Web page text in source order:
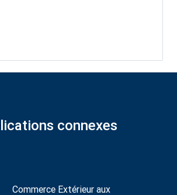
connexes
Commerce Extérieur aux